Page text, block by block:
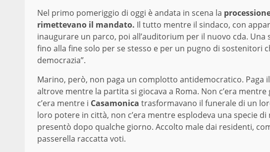
Nel primo pomeriggio di oggi è andata in scena la
rimettevano il mandato. Il tutto mentre il sindaco, con
inaugurare un parco, poi all’auditorium per il nuovo cda.
fino alla fine solo per se stesso e per un pugno di sostenitori
democrazia”.
Marino, però, non paga un complotto antidemocratico. Paga
altrove mentre la partita si giocava a Roma. Non c’era
c’era mentre i Casamonica trasformavano il funerale di un
loro potere in città, non c’era mentre esplodeva una specie
presentò dopo qualche giorno. Accolto male dai residenti,
passerella raccatta voti.